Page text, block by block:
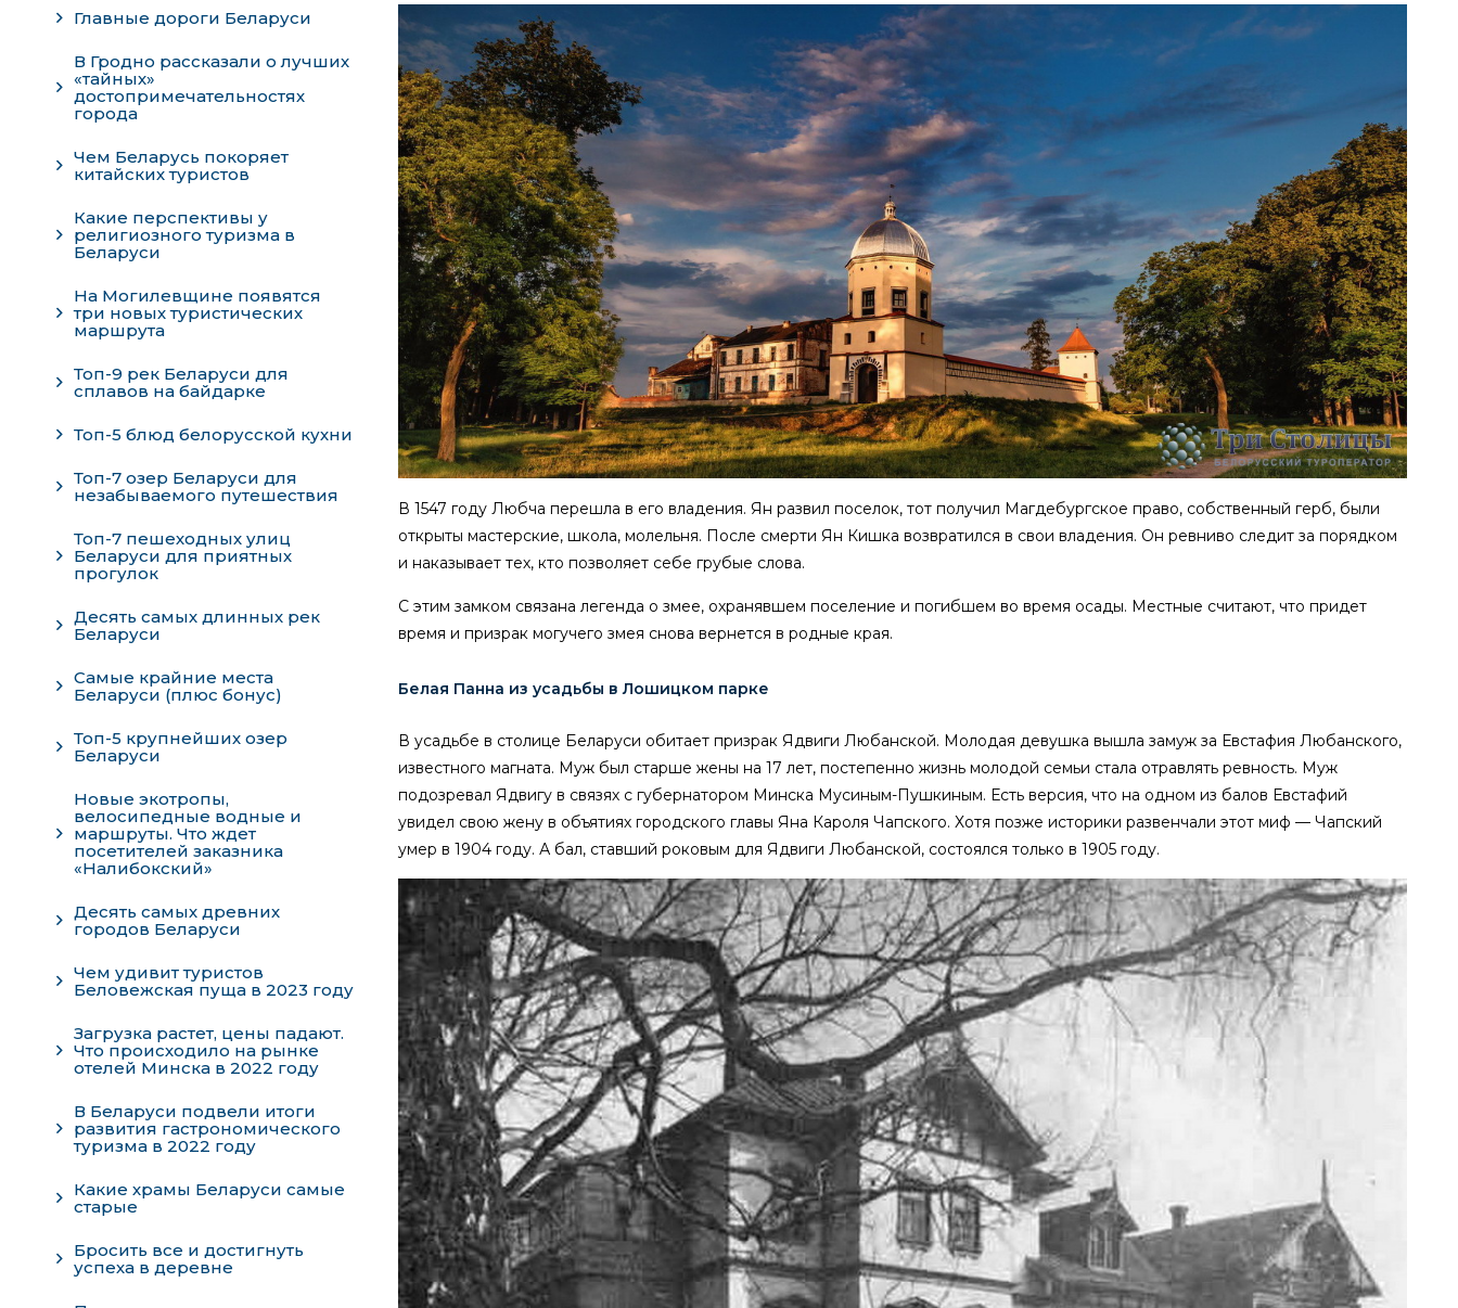
Главные дороги Беларуси
В Гродно рассказали о лучших
«тайных»
достопримечательностях
города
Чем Беларусь покоряет
китайских туристов
Какие перспективы у
религиозного туризма в
Беларуси
На Могилевщине появятся
три новых туристических
маршрута
Топ-9 рек Беларуси для
сплавов на байдарке
Топ-5 блюд белорусской кухни
Топ-7 озер Беларуси для
незабываемого путешествия
Топ-7 пешеходных улиц
Беларуси для приятных
прогулок
Десять самых длинных рек
Беларуси
Самые крайние места
Беларуси (плюс бонус)
Топ-5 крупнейших озер
Беларуси
Новые экотропы,
велосипедные водные и
маршруты. Что ждет
посетителей заказника
«Налибокский»
Десять самых древних
городов Беларуси
Чем удивит туристов
Беловежская пуща в 2023 году
Загрузка растет, цены падают.
Что происходило на рынке
отелей Минска в 2022 году
В Беларуси подвели итоги
развития гастрономического
туризма в 2022 году
Какие храмы Беларуси самые
старые
Бросить все и достигнуть
успеха в деревне
В 1547 году Любча перешла в его владения. Ян развил поселок, тот получил Магдебургское право, собственный герб, были
открыты мастерские, школа, молельня. После смерти Ян Кишка возвратился в свои владения. Он ревниво следит за порядком
и наказывает тех, кто позволяет себе грубые слова.
С этим замком связана легенда о змее, охранявшем поселение и погибшем во время осады. Местные считают, что придет
время и призрак могучего змея снова вернется в родные края.
Белая Панна из усадьбы в Лошицком парке
В усадьбе в столице Беларуси обитает призрак Ядвиги Любанской. Молодая девушка вышла замуж за Евстафия Любанского,
известного магната. Муж был старше жены на 17 лет, постепенно жизнь молодой семьи стала отравлять ревность. Муж
подозревал Ядвигу в связях с губернатором Минска Мусиным-Пушкиным. Есть версия, что на одном из балов Евстафий
увидел свою жену в объятиях городского главы Яна Кароля Чапского. Хотя позже историки развенчали этот миф — Чапский
умер в 1904 году. А бал, ставший роковым для Ядвиги Любанской, состоялся только в 1905 году.